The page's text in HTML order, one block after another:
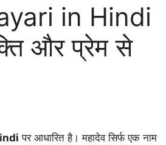
in Hindi
और प्रेम से
पर आधारित है। महादेव सिर्फ एक नाम